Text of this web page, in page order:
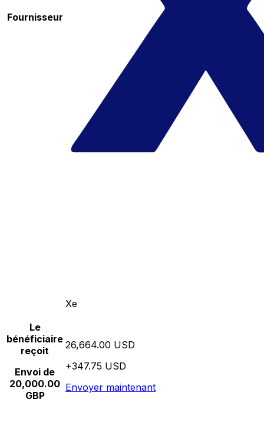
Fournisseur
Xe
Le
bénéficiaire
reçoit
Envoi de
20,000.00
GBP
26,664.00 USD
+347.75 USD
Envoyer maintenant